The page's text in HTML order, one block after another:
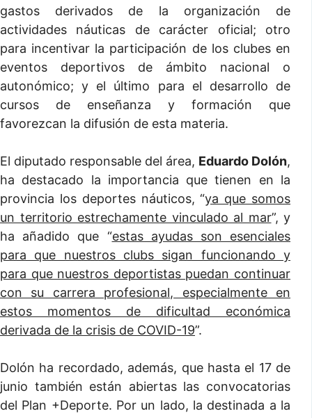
gastos derivados de la organización de
actividades náuticas de carácter oficial; otro
para incentivar la participación de los clubes en
eventos deportivos de ámbito nacional o
autonómico; y el último para el desarrollo de
cursos de enseñanza y formación que
favorezcan la difusión de esta materia.
El diputado responsable del área, Eduardo Dolón,
ha destacado la importancia que tienen en la
provincia los deportes náuticos, “ya que somos
un territorio estrechamente vinculado al mar”, y
ha añadido que “estas ayudas son esenciales
para que nuestros clubs sigan funcionando y
para que nuestros deportistas puedan continuar
con su carrera profesional, especialmente en
estos momentos de dificultad económica
derivada de la crisis de COVID-19”.
Dolón ha recordado, además, que hasta el 17 de
junio también están abiertas las convocatorias
del Plan +Deporte. Por un lado, la destinada a la